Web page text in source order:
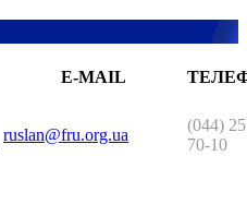
E-MAIL
ruslan@fru.org.ua
(044)
70-10